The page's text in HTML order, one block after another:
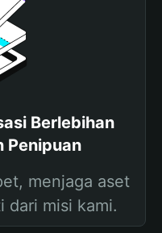
Berlebihan
Penipuan
menjaga aset
dari misi kami.